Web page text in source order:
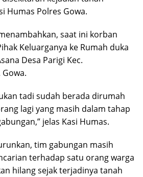
Humas Polres Gowa.
saat ini korban
Keluarganya ke Rumah duka
Desa Parigi Kec.
tadi sudah berada dirumah
lagi yang masih dalam tahap
jelas Kasi Humas.
tim gabungan masih
terhadap satu orang warga
hilang sejak terjadinya tanah